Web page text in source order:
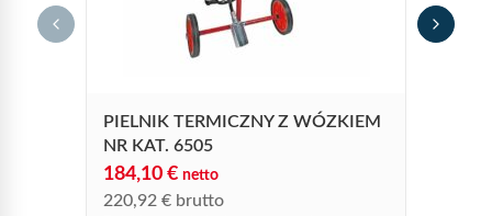
PIELNIK TERMICZNY Z WÓZKIEM
NR KAT. 6505
184,10 € netto
220,92 € brutto
przy
Ten